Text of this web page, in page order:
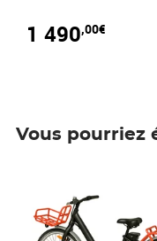
1 490,00€
Vous pourriez